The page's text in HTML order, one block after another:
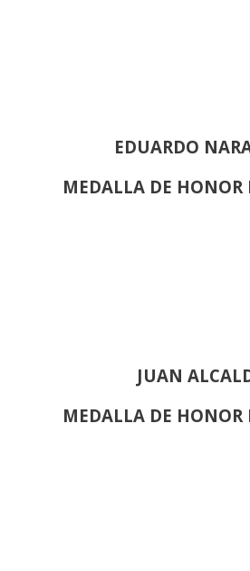
EDUARDO
MEDALLA DE HONOR
JUAN
MEDALLA DE HONOR